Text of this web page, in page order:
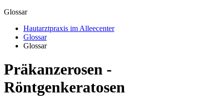
Glossar
Hautarztpraxis im Alleecenter
Glossar
Glossar
Präkanzerosen -
Röntgenkeratosen